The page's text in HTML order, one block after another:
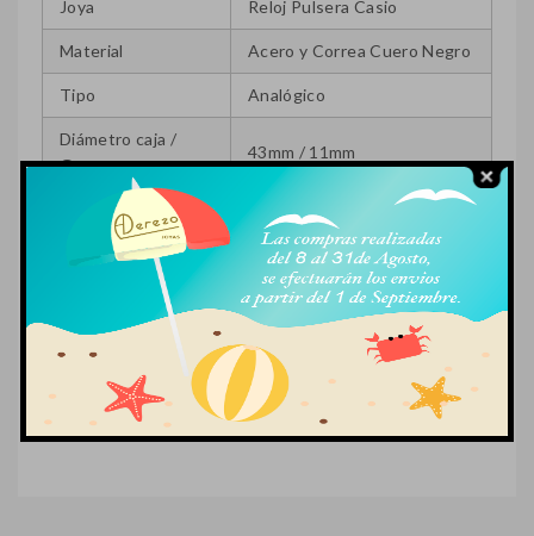
Joya Reloj Pulsera Casio
Material Acero y Correa Cuero Negro
Tipo Analógico
Diámetro caja /
Grosor
43mm / 11mm
Resistencia al Agua
RELOJ NO IMPERMEABLE.
No se recomienda el uso de
este reloj en contacto
directo con agua.
Referencia MTP-E307L-7A